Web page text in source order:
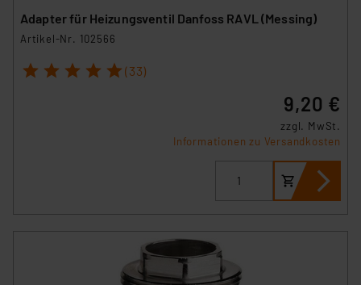
Adapter für Heizungsventil Danfoss RAVL (Messing)
Artikel-Nr. 102566
1 2 3 4 5 (33)
9,20 €
zzgl. MwSt.
Informationen zu Versandkosten